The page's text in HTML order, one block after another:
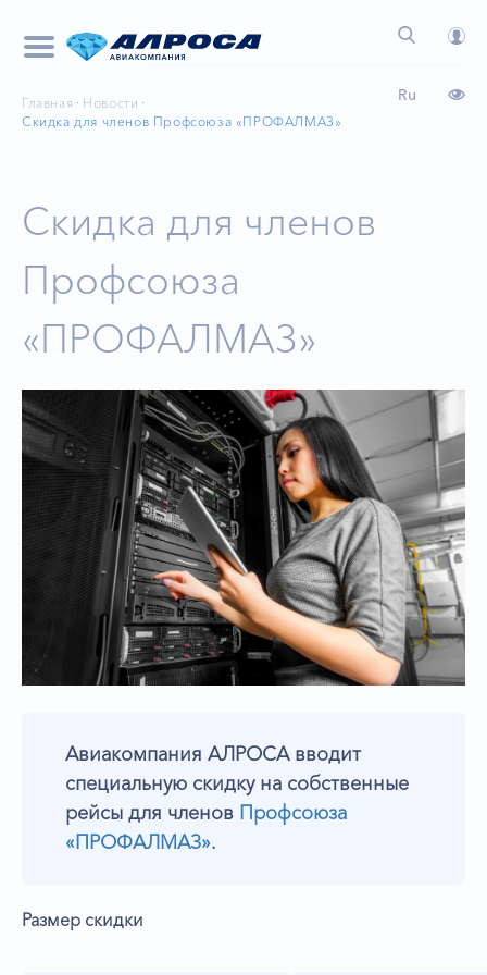
Ru
Главная
Новости
Скидка для членов Профсоюза «ПРОФАЛМАЗ»
Скидка для членов
Профсоюза
«ПРОФАЛМАЗ»
Авиакомпания АЛРОСА вводит
специальную скидку на собственные
рейсы для членов Профсоюза
«ПРОФАЛМАЗ».
Размер скидки